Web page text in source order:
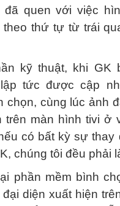
đã quen với việc
theo thứ tự từ trái
kỹ thuật, khi GK
tức được cập
chọn, cùng lúc ảnh
trên màn hình tivi ở
có bất kỳ sự thay
chúng tôi đều phải
phần mềm bình
diện xuất hiện